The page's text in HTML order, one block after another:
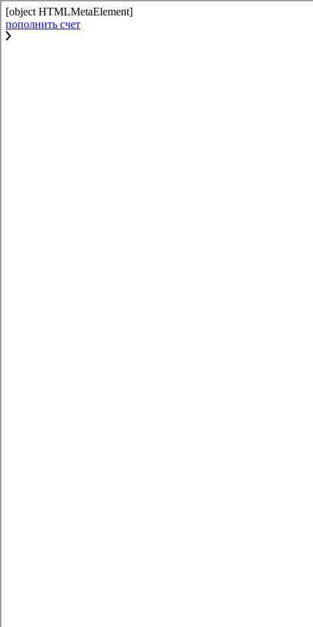
[object HTMLMetaElement]
пополнить счет